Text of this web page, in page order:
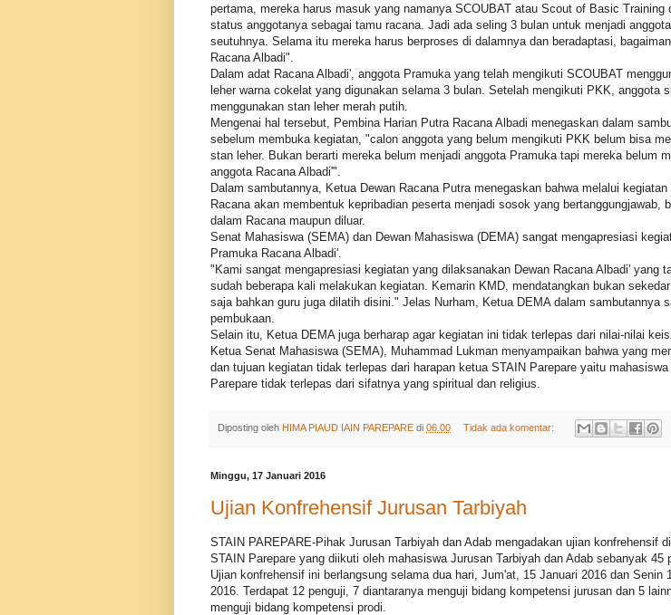
pertama, mereka harus masuk yang namanya SCOUBAT atau Scout of Basic Training
status anggotanya sebagai tamu racana. Jadi ada seling 3 bulan untuk menjadi
seutuhnya. Selama itu mereka harus berproses di dalamnya dan beradaptasi,
Racana Albadi".
Dalam adat Racana Albadi', anggota Pramuka yang telah mengikuti SCOUBAT
leher warna cokelat yang digunakan selama 3 bulan. Setelah mengikuti PKK, anggota
menggunakan stan leher merah putih.
Mengenai hal tersebut, Pembina Harian Putra Racana Albadi menegaskan dalam
sebelum membuka kegiatan, "calon anggota yang belum mengikuti PKK belum bisa
stan leher. Bukan berarti mereka belum menjadi anggota Pramuka tapi mereka belum
anggota Racana Albadi'".
Dalam sambutannya, Ketua Dewan Racana Putra menegaskan bahwa melalui kegiatan
Racana akan membentuk kepribadian peserta menjadi sosok yang bertanggungjawab,
dalam Racana maupun diluar.
Senat Mahasiswa (SEMA) dan Dewan Mahasiswa (DEMA) sangat mengapresiasi
Pramuka Racana Albadi'.
"Kami sangat mengapresiasi kegiatan yang dilaksanakan Dewan Racana Albadi' yang
sudah beberapa kali melakukan kegiatan. Kemarin KMD, mendatangkan bukan
saja bahkan guru juga dilatih disini." Jelas Nurham, Ketua DEMA dalam sambutannya
pembukaan.
Selain itu, Ketua DEMA juga berharap agar kegiatan ini tidak terlepas dari nilai-nilai
Ketua Senat Mahasiswa (SEMA), Muhammad Lukman menyampaikan bahwa yang
dan tujuan kegiatan tidak terlepas dari harapan ketua STAIN Parepare yaitu mahasiswa
Parepare tidak terlepas dari sifatnya yang spiritual dan religius.
Diposting oleh HIMA PIAUD IAIN PAREPARE di 06.00 Tidak ada komentar:
Minggu, 17 Januari 2016
Ujian Konfrehensif Jurusan Tarbiyah
STAIN PAREPARE-Pihak Jurusan Tarbiyah dan Adab mengadakan ujian konfrehensif
STAIN Parepare yang diikuti oleh mahasiswa Jurusan Tarbiyah dan Adab sebanyak 45
Ujian konfrehensif ini berlangsung selama dua hari, Jum'at, 15 Januari 2016 dan Senin
2016. Terdapat 12 penguji, 7 diantaranya menguji bidang kompetensi jurusan dan 5
menguji bidang kompetensi prodi.